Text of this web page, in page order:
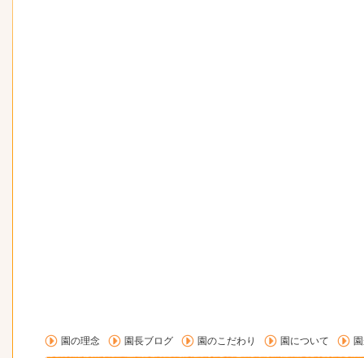
園の理念 園長ブログ 園のこだわり 園について